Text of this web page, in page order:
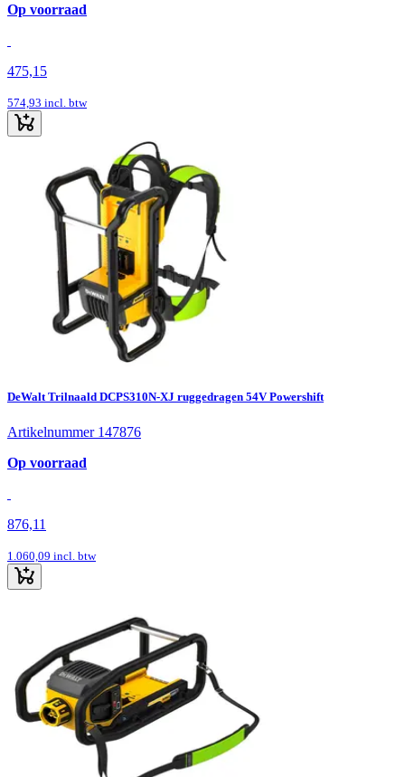
Op voorraad
475,15
574,93 incl. btw
DeWalt Trilnaald DCPS310N-XJ ruggedragen 54V Powershift
Artikelnummer 147876
Op voorraad
876,11
1.060,09 incl. btw